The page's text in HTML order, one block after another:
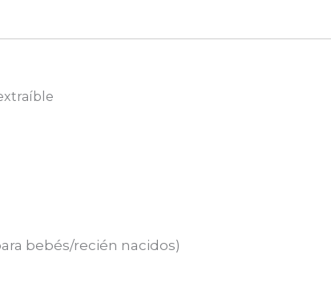
bebés/recién nacidos)